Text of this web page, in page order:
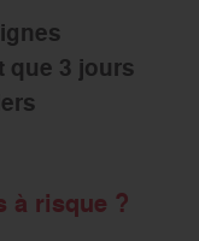
que 3 jours
à risque ?